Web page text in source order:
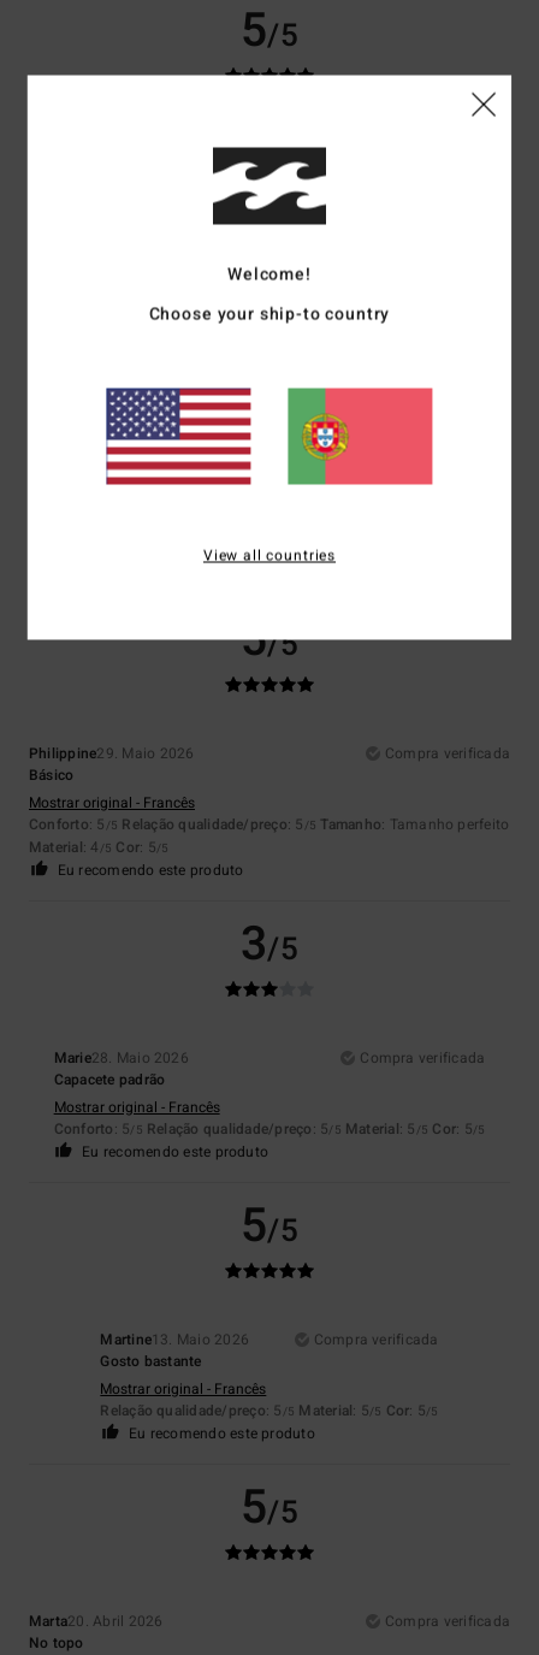
5/5
2. Julho 2026
Relação qualidade/preço : 5
4
25. Junho 2026
Só por dizer
Eu recomendo este produto
5/5
Philippine29. Maio 2026
Compra verificada
Básico
Mostrar original - Francês
Conforto: 5 /5 Relação qualidade/preço: 5 /5 Tamanho: Tamanho perfeito
Material: 4 /5 Cor: 5/5
Eu recomendo este produto
3/5
Marie28. Maio 2026
Compra verificada
Capacete padrão
Mostrar original - Francês
Conforto: 5/5 Relação qualidade/preço: 5/5 Material: 5 /5 Cor: 5/5
Eu recomendo este produto
5/5
Martine13. Maio 2026
Compra verificada
Gosto bastante
Mostrar original - Francês
Relação qualidade/preço: 5 /5 Material: 5/5 Cor: 5/5
Eu recomendo este produto
5/5
Marta20. Abril 2026
Compra verificada
No topo
Welcome!
Choose your ship-to country
View all countries